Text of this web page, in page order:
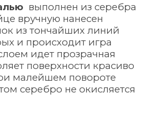
выполнен из серебра
вручную нанесен
из тончайших линий
и происходит игра
идет прозрачная
поверхности красиво
малейшем повороте
серебро не окисляется